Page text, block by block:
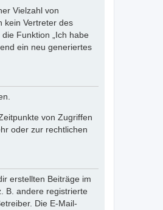
Vielzahl von
kein Vertreter des
Funktion „Ich habe
ein neu generiertes
von Zugriffen
oder zur rechtlichen
erstellten Beiträge im
B. andere registrierte
Die E-Mail-